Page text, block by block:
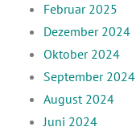
Februar 2025
Dezember 2024
Oktober 2024
September 2024
August 2024
Juni 2024